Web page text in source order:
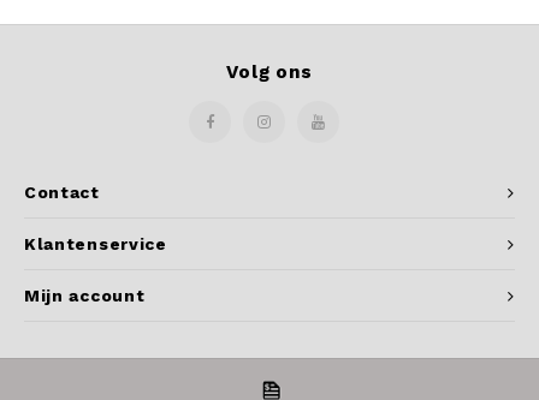
Contact
Volg ons
Klantenservice
Mijn account